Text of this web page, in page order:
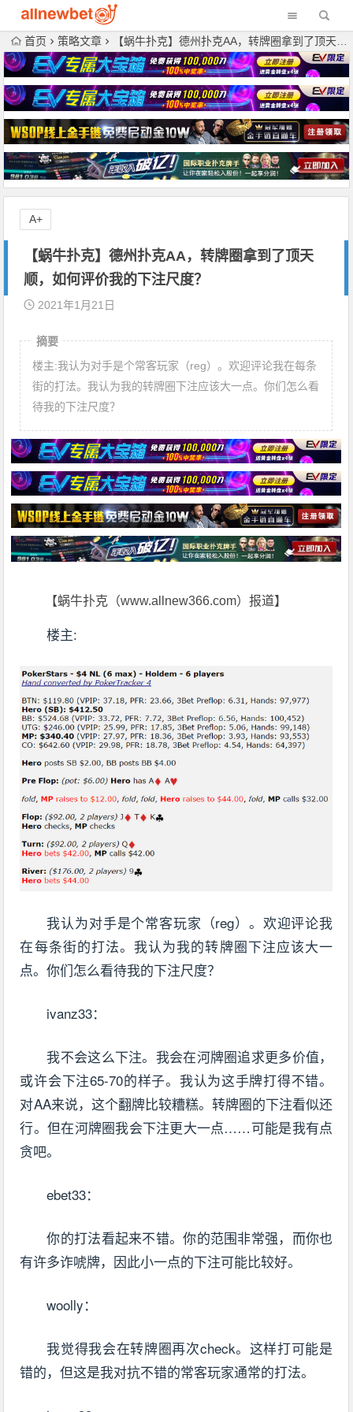
首页 策略文章 【蜗牛扑克】德州扑克AA，转牌圈拿到了顶天顺，如何评价我的下注尺度？
【蜗牛扑克】德州扑克AA，转牌圈拿到了顶天
顺，如何评价我的下注尺度？
2021年1月21日
摘要
楼主:我认为对手是个常客玩家（reg）。欢迎评论我在每条
街的打法。我认为我的转牌圈下注应该大一点。你们怎么看
待我的下注尺度？
【蜗牛扑克（www.allnew366.com）报道】
楼主:
我认为对手是个常客玩家（reg）。欢迎评论我
在每条街的打法。我认为我的转牌圈下注应该大一
点。你们怎么看待我的下注尺度？
ivanz33：
我不会这么下注。我会在河牌圈追求更多价值，
或许会下注65-70的样子。我认为这手牌打得不错。
对AA来说，这个翻牌比较糟糕。转牌圈的下注看似还
行。但在河牌圈我会下注更大一点……可能是我有点
贪吧。
ebet33：
你的打法看起来不错。你的范围非常强，而你也
有许多诈唬牌，因此小一点的下注可能比较好。
woolly：
我觉得我会在转牌圈再次check。这样打可能是
错的，但这是我对抗不错的常客玩家通常的打法。
A+